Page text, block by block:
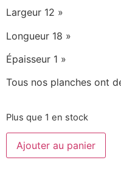
Largeur 12 »
Longueur 18 »
Épaisseur 1 »
Tous nos planches ont
Plus que 1 en stock
Ajouter au panier